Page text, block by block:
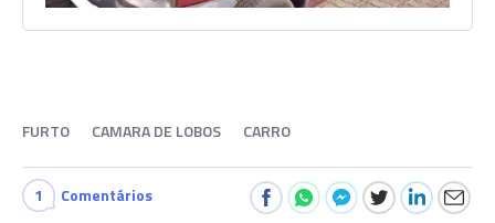
FURTO CAMARA DE LOBOS CARRO
1 Comentários